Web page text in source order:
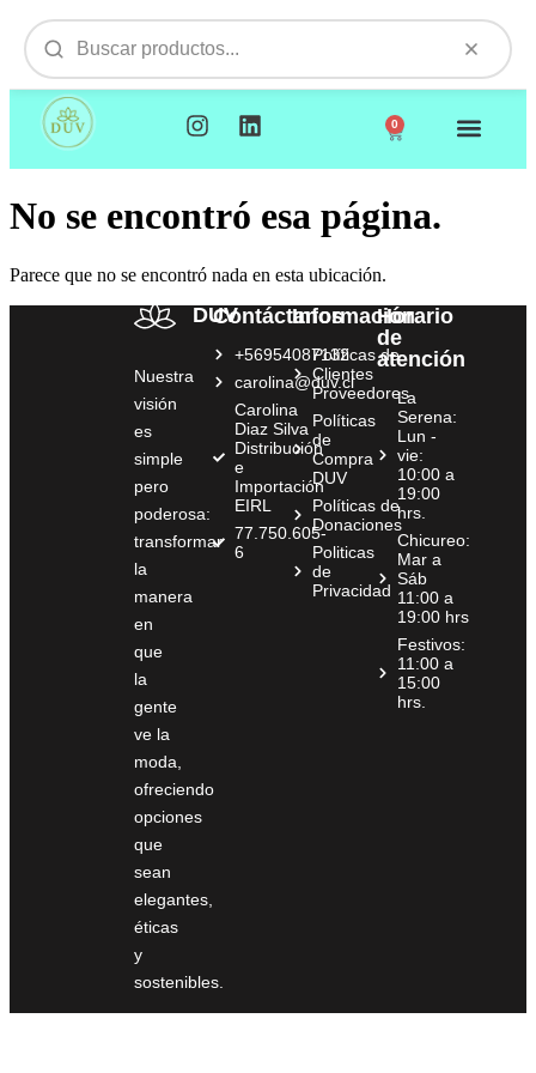
0
No se encontró esa página.
Parece que no se encontró nada en esta ubicación.
DUV
Nuestra
visión
es
simple
pero
poderosa:
transformar
la
manera
en
que
la
gente
ve la
moda,
ofreciendo
opciones
que
sean
elegantes,
éticas
y
sostenibles.
Contáctanos
+56954087132
carolina@duv.cl
Carolina
Diaz Silva
Distribución
e
Importación
EIRL
77.750.605-
6
Información
Políticas de
Clientes
Proveedores
Políticas
de
Compra
DUV
Políticas de
Donaciones
Politicas
de
Privacidad
Horario
de
atención
La
Serena:
Lun -
vie:
10:00 a
19:00
hrs.
Chicureo:
Mar a
Sáb
11:00 a
19:00 hrs
Festivos:
11:00 a
15:00
hrs.